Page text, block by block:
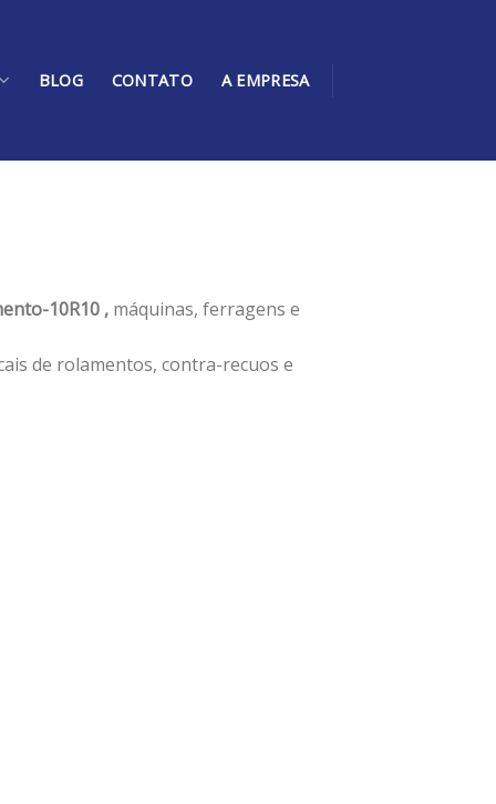
BLOG CONTATO A EMPRESA
10R10 , máquinas, ferragens e
de rolamentos, contra-recuos e